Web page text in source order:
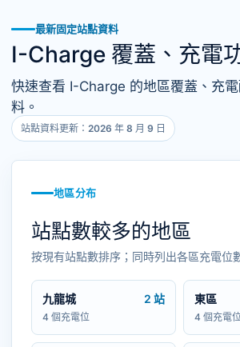
最新固定站點資料
I-Charge 覆蓋、充電
快速查看 I-Charge 的地區覆蓋、充
料。
站點資料更新：2026 年 8 月 9 日
地區分布
站點數較多的地區
按現有站點數排序；同時列出各區充電位
九龍城 2 站
4 個充電位
東區
4 個充電